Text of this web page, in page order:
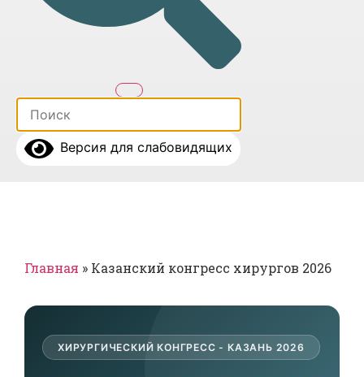
Версия для слабовидящих
Главная » Казанский конгресс хирургов 2026
ХИРУРГИЧЕСКИЙ КОНГРЕСС - КАЗАНЬ 2026